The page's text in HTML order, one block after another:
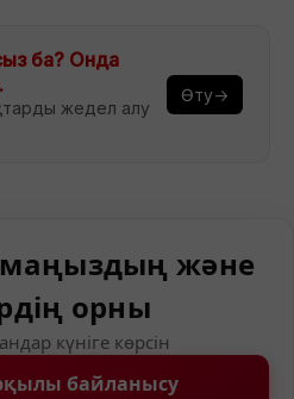
ба? Онда
жедел алу
Өту→
және
орны
күніге көрсін
байланысу